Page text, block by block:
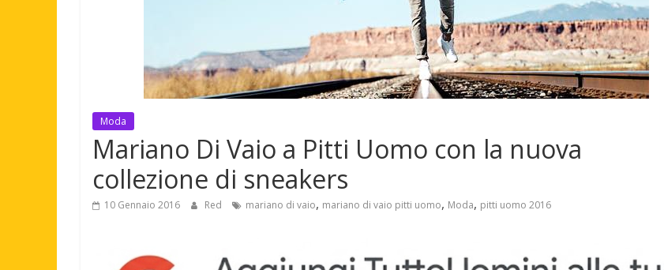
Moda
Mariano Di Vaio a Pitti Uomo con la nuova
collezione di sneakers
10 Gennaio 2016 Red mariano di vaio, mariano di vaio pitti uomo, Moda, pitti uomo 2016